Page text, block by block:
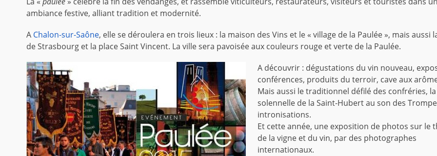
ambiance festive, alliant tradition et modernité.
A Chalon-sur-Saône, elle se déroulera en trois lieux : la maison des Vins et le « village de la Paulée », mais aussi
de Strasbourg et la place Saint Vincent. La ville sera pavoisée aux couleurs rouge et verte de la Paulée.
A découvrir : dégustations du vin nouveau,
conférences, produits du terroir, cave aux
Mais aussi le traditionnel défilé des confréries,
solennelle de la Saint-Hubert au son des
intronisations.
Et cette année, une exposition de photos sur le
de la vigne et du vin, par des photographes
internationaux.